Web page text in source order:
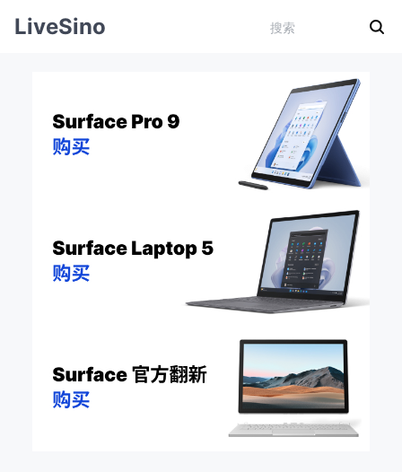
LiveSino